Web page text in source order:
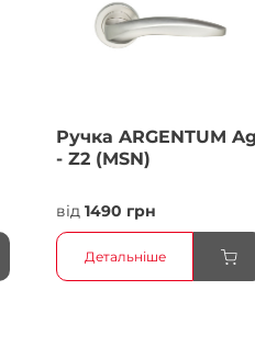
Ручка ARGENTUM Ag
- Z2 (MSN)
від1490 грн
Детальніше